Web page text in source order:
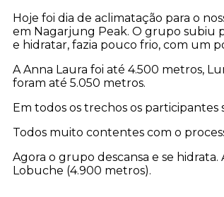
Hoje foi dia de aclimatação para o
em Nagarjung Peak. O grupo subiu
e hidratar, fazia pouco frio, com um
A Anna Laura foi até 4.500 metros,
foram até 5.050 metros.
Em todos os trechos os participantes
Todos muito contentes com o
Agora o grupo descansa e se
Lobuche (4.900 metros).